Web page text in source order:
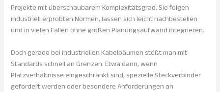
Projekte mit überschaubarem Komplexitätsgrad. Sie folgen
industriell erprobten Normen, lassen sich leicht nachbestellen
und in vielen Fällen ohne großen Planungsaufwand integrieren.
Doch gerade bei industriellen Kabelbäumen stößt man mit
Standards schnell an Grenzen. Etwa dann, wenn
Platzverhältnisse eingeschränkt sind, spezielle Steckverbinder
gefordert werden oder besondere Anforderungen an